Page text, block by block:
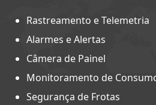
Rastreamento e Telemetria
Alarmes e Alertas
Câmera de Painel
Monitoramento de
Segurança de Frotas